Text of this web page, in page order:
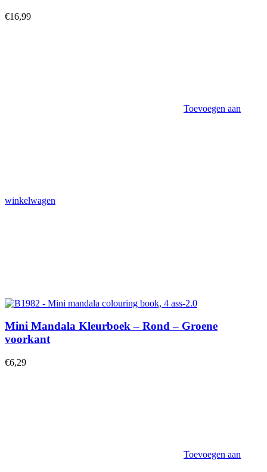
€16,99
Toevoegen aan
winkelwagen
Mini Mandala Kleurboek – Rond – Groene
voorkant
€6,29
Toevoegen aan